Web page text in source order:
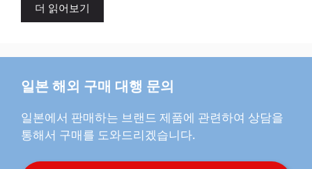
더 읽어보기
일본 해외 구매 대행 문의
일본에서 판매하는 브랜드 제품에 관련하여 상담을
통해서 구매를 도와드리겠습니다.